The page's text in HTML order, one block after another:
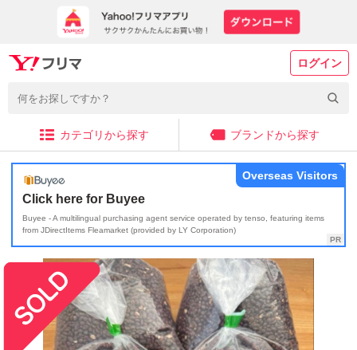
ログイン
カテゴリから探す ブランドから探す
Click here for Buyee
Buyee - A multilingual purchasing agent service operated by tenso, featuring items
from JDirectItems Fleamarket (provided by LY Corporation)
Overseas Visitors